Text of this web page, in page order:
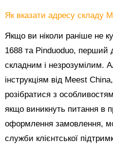
Як вказати адресу складу
Якщо ви ніколи раніше не
1688 та Pinduoduo, перший
складним і незрозумілим.
інструкціям від Meest
розібратися з
якщо виникнуть питання в
оформлення замовлення,
служби клієнтської